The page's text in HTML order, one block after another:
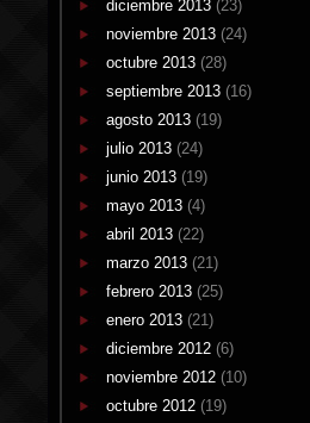
diciembre 2013 (23)
noviembre 2013 (24)
octubre 2013 (28)
septiembre 2013 (16)
agosto 2013 (19)
julio 2013 (24)
junio 2013 (19)
mayo 2013 (4)
abril 2013 (22)
marzo 2013 (21)
febrero 2013 (25)
enero 2013 (21)
diciembre 2012 (6)
noviembre 2012 (10)
octubre 2012 (19)